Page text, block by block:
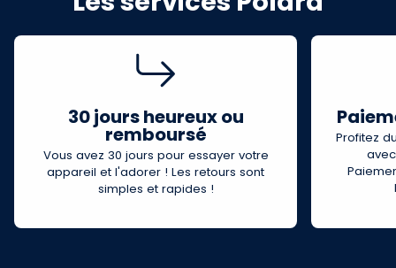
30 jours heureux ou
remboursé
Vous avez 30 jours pour essayer votre
appareil et l'adorer ! Les retours sont
simples et rapides !
Profitez